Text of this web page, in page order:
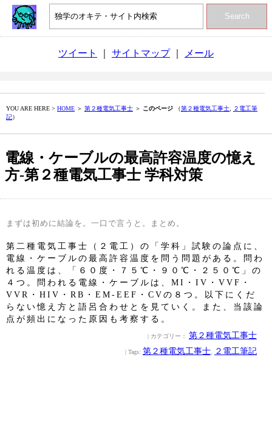
Search
ツイート サイトマップ｜ メール
YOU ARE HERE > HOME ＞ 第２種電気工事士 ＞ このページ （第２種電気工事士
２電工筆
記）
電線・ケーブルの最高許容温度の憶え
方‐第２種電気工事士 学科対策
まずは初めに結論を。一口で言うと。まとめ。
第二種電気工事士（２電工）の「学科」試験の論点に、
電線・ケーブルの最高許容温度を問う問題がある。問わ
れる温度は、「６０度・７５℃・９０℃・２５０℃」の
４つ。問われる電線・ケーブルは、MI・IV・VVF・
VVR・HIV・RB・EM-EEF・CVの８つ。以下にくだ
らない憶え方と語呂合わせとを見ていく。また、当該論
点が頻出になった原因も考察する。
| カテゴリー： 第２種電気工事士
| Tags: 第２種電気工事士 ２電工筆記